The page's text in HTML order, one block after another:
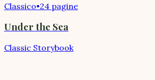
Classico•24 pagine
Under the Sea
Classic Storybook